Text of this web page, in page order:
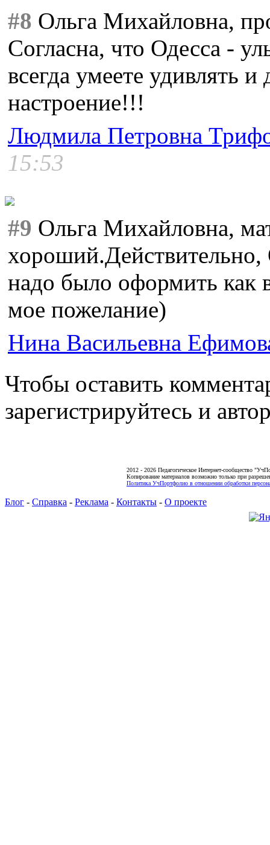
#8 Ольга Михайловна,
Согласна, что Одесса -
всегда умеете удивлять и
настроение!!!
Людмила Петровна
15:53
#9 Ольга Михайловна,
надо было оформить как
мое пожелание)
Нина Васильевна
Чтобы оставить
зарегистрируйтесь и
2012 - 2026 Педагогическое Интернет-сообщество
Копирование материалов возможно только при
Политика УчПортфолио в отношении обработки
Блог - Справка - Реклама - Контакты - О проекте